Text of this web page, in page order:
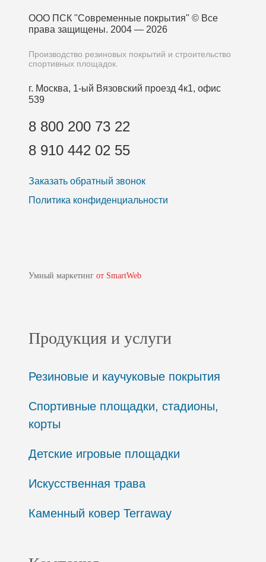
ООО ПСК "Современные покрытия" © Все
права защищены. 2004 — 2026
Производство резиновых покрытий и строительство
спортивных площадок.
г. Москва, 1-ый Вязовский проезд 4к1, офис
539
8 800 200 73 22
8 910 442 02 55
Заказать обратный звонок
Политика конфиденциальности
Умный маркетинг от SmartWeb
Продукция и услуги
Резиновые и каучуковые покрытия
Спортивные площадки, стадионы,
корты
Детские игровые площадки
Искусственная трава
Каменный ковер Terraway